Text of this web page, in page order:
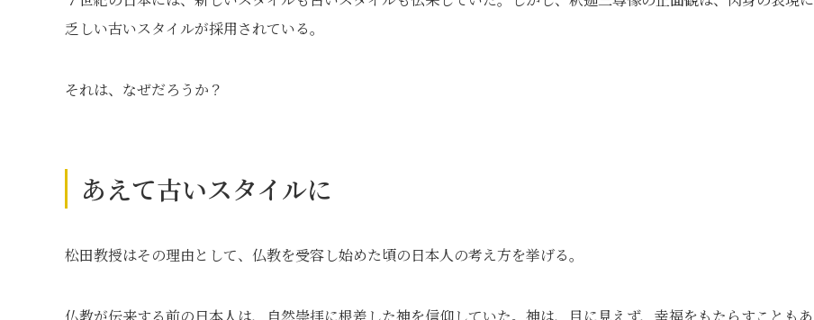
乏しい古いスタイルが採用されている。
それは、なぜだろうか？
あえて古いスタイルに
松田教授はその理由として、仏教を受容し始めた頃の日本人の考え方を挙げる。